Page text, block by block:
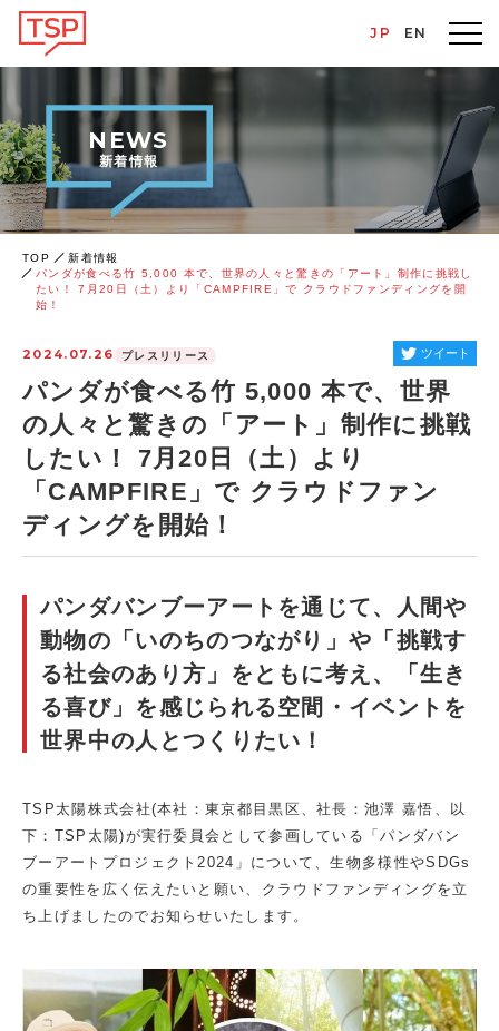
JP EN
NEWS
新着情報
TOP
新着情報
パンダが食べる竹 5,000 本で、世界の人々と驚きの「アート」制作に挑戦し
たい！ 7月20日（土）より「CAMPFIRE」で クラウドファンディングを開
始！
2024.07.26 プレスリリース
パンダが食べる竹 5,000 本で、世界
の人々と驚きの「アート」制作に挑戦
したい！ 7月20日（土）より
「CAMPFIRE」で クラウドファン
ディングを開始！
ツイート
パンダバンブーアートを通じて、人間や
動物の「いのちのつながり」や「挑戦す
る社会のあり方」をともに考え、「生き
る喜び」を感じられる空間・イベントを
世界中の人とつくりたい！
TSP太陽株式会社(本社：東京都目黒区、社長：池澤 嘉悟、以
下：TSP太陽)が実行委員会として参画している「パンダバン
ブーアートプロジェクト2024」について、生物多様性やSDGs
の重要性を広く伝えたいと願い、クラウドファンディングを立
ち上げましたのでお知らせいたします。